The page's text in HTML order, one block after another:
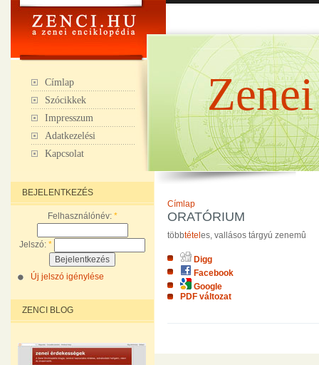
Címlap
Szócikkek
Impresszum
Adatkezelési
Kapcsolat
BEJELENTKEZÉS
Felhasználónév: *
Jelszó: *
Új jelszó igénylése
ZENCI BLOG
Címlap
ORATÓRIUM
többtétel es, vallásos tárgyú zenemû
Digg
Facebook
Google
PDF változat